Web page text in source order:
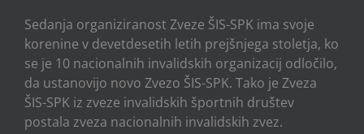
Sedanja organiziranost Zveze ŠIS-SPK ima svoje
korenine v devetdesetih letih prejšnjega stoletja, ko
se je 10 nacionalnih invalidskih organizacij odločilo,
da ustanovijo novo Zvezo ŠIS-SPK. Tako je Zveza
ŠIS-SPK iz zveze invalidskih športnih društev
postala zveza nacionalnih invalidskih zvez.